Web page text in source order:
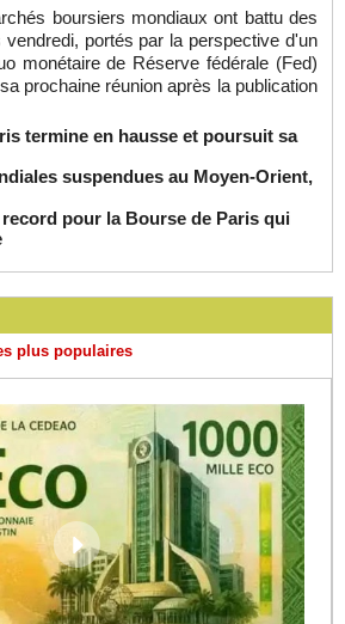
boursiers mondiaux ont battu des
vendredi, portés par la perspective d'un
monétaire de Réserve fédérale (Fed)
prochaine réunion après la publication
termine en hausse et poursuit sa
suspendues au Moyen-Orient,
pour la Bourse de Paris qui
plus populaires